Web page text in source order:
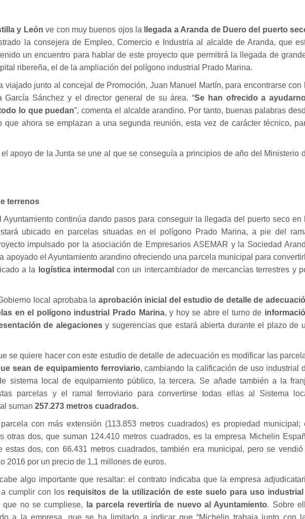
y León ve con muy buenos ojos la
llegada a Aranda de Duero del puerto
la consejera de Empleo, Comercio e Industria al alcalde de Aranda, que
un encuentro para hablar de este proyecto que permitirá la llegada de
ribereña, el de la ampliación del polígono industrial Prado Marina.
viajado junto al concejal de Promoción, Juan Manuel Martín, para encontrarse con
García Sánchez y el director general de su área. “Se han ofrecido a
lo que puedan”, comenta el alcalde arandino. Por tanto, buenas palabras
que ahora se emplazan a una segunda reunión, esta vez de carácter técnico,
el apoyo de la Junta se une al que se conseguíaa principios de año del Ministerio
terrenos
Ayuntamiento continúa dando pasos para conseguir la llegada del puerto seco en
ubicado en parcelas situadas en el polígono Prado Marina, a pie del
impulsado por la asociación de Empresarios ASEMAR y la Sociedad
apoyado el Ayuntamiento arandino ofreciendo una parcela municipal para
a la logística intermodalcon un intercambiador de mercancías terrestres y
local aprobaba la aprobación inicial del estudio de detalle de
en el polígono industrial Prado Marina, y hoy se abre el turno de
de alegacionesy sugerencias que estará abierta durante el plazo de
se quiere hacer con este estudio de detalle de adecuación es modificar las
ue sean de equipamiento ferroviario, cambiando la calificación de uso industrial
sistema local de equipamiento público, la tercera. Se añade también a la
parcelas y el ramal ferroviario para convertirse todas ellas al Sistema
suman 257.273 metros cuadrados.
con más extensión (113.853 metros cuadrados) es propiedad municipal;
otras dos, que suman 124.410 metros cuadrados, es la empresa Michelin
estas dos, con 66.431 metros cuadrados, también era municipal, pero se vendió
2016 por un precio de 1,1 millones de euros.
algo importante que resaltar: el contrato indicaba que la empresa
cumplir con los requisitos de la utilización de este suelo para uso industrial
no se cumpliese,
la parcela revertiría de nuevo al Ayuntamiento. Sobre
a la empresa, que se ha limitado a indicar que “Michelin trabaja junto con